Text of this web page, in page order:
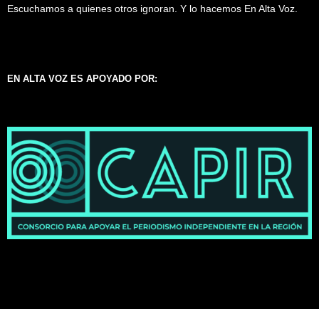
Escuchamos a quienes otros ignoran. Y lo hacemos En Alta Voz.
EN ALTA VOZ ES APOYADO POR: